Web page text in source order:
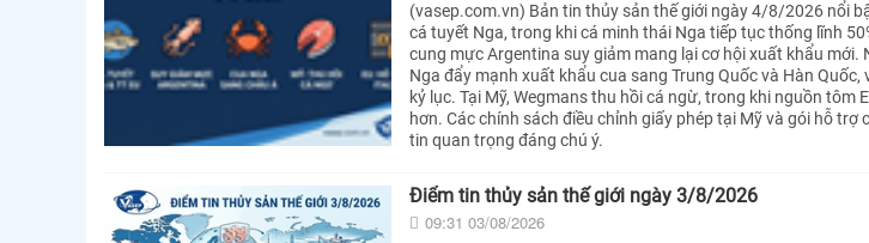
(vasep.com.vn) Bản tin thủy sản thế giới ngày 4/8/2026 nổi
cá tuyết Nga, trong khi cá minh thái Nga tiếp tục thống lĩnh
cung mực Argentina suy giảm mang lại cơ hội xuất khẩu mới.
Nga đẩy mạnh xuất khẩu cua sang Trung Quốc và Hàn
kỷ lục. Tại Mỹ, Wegmans thu hồi cá ngừ, trong khi nguồn tôm
hơn. Các chính sách điều chỉnh giấy phép tại Mỹ và gói hỗ
tin quan trọng đáng chú ý.
Điểm tin thủy sản thế giới ngày 3/8/2026
09:31 03/08/2026